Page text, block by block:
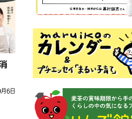
6日